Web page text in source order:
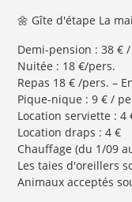
🌼 Gîte d'étape La
Demi-pension : 38 €
Nuitée : 18 €/pers.
Repas 18 € /pers. –
Pique-nique : 9 € /
Location serviette : 4
Location draps : 4 €
Chauffage (du 1/09
Les taies d'oreillers
Animaux acceptés